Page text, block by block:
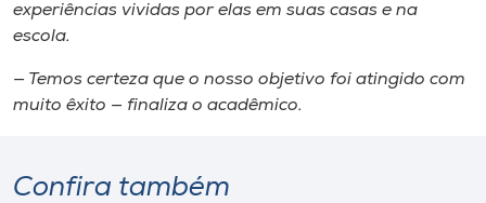
experiências vividas por elas em suas casas e na
escola.
— Temos certeza que o nosso objetivo foi atingido com
muito êxito — finaliza o acadêmico.
Confira também